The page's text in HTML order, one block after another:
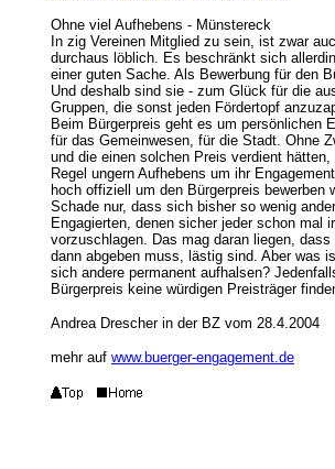
Ohne viel Aufhebens - Münstereck
In zig Vereinen Mitglied zu sein, ist zwar
durchaus löblich. Es beschränkt sich
einer guten Sache. Als Bewerbung für den
Und deshalb sind sie - zum Glück für die
Gruppen, die sonst jeden Fördertopf
Beim Bürgerpreis geht es um persönlichen
für das Gemeinwesen, für die Stadt. Ohne
und die einen solchen Preis verdient
Regel ungern Aufhebens um ihr
hoch offiziell um den Bürgerpreis bewerben
Schade nur, dass sich bisher so wenig
Engagierten, denen sicher jeder schon mal
vorzuschlagen. Das mag daran liegen,
dann abgeben muss, lästig sind. Aber was
sich andere permanent aufhalsen?
Bürgerpreis keine würdigen Preisträger
Andrea Drescherin der BZ vom 28.4.2004
mehr auf www.buerger-engagement.de